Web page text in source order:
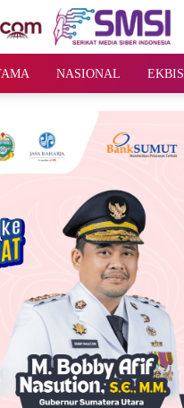
NASIONAL EKBIS